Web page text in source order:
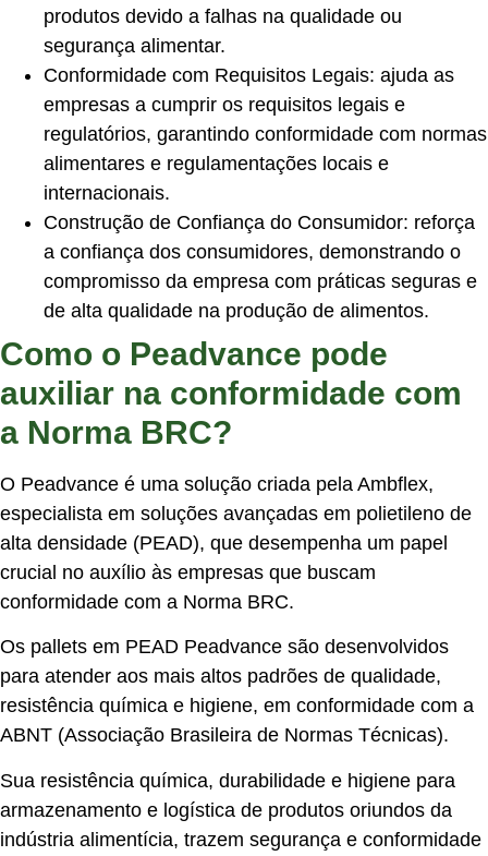
produtos devido a falhas na qualidade ou
segurança alimentar.
Conformidade com Requisitos Legais: ajuda as
empresas a cumprir os requisitos legais e
regulatórios, garantindo conformidade com normas
alimentares e regulamentações locais e
internacionais.
Construção de Confiança do Consumidor: reforça
a confiança dos consumidores, demonstrando o
compromisso da empresa com práticas seguras e
de alta qualidade na produção de alimentos.
Como o Peadvance pode
auxiliar na conformidade com
a Norma BRC?
O Peadvance é uma solução criada pela Ambflex,
especialista em soluções avançadas em polietileno de
alta densidade (PEAD), que desempenha um papel
crucial no auxílio às empresas que buscam
conformidade com a Norma BRC.
Os pallets em PEAD Peadvance são desenvolvidos
para atender aos mais altos padrões de qualidade,
resistência química e higiene, em conformidade com a
ABNT (Associação Brasileira de Normas Técnicas).
Sua resistência química, durabilidade e higiene para
armazenamento e logística de produtos oriundos da
indústria alimentícia, trazem segurança e conformidade